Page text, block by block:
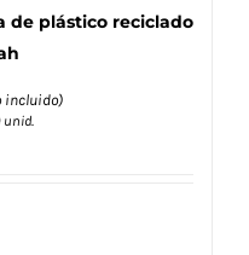
de plástico reciclado
incluido)
unid.